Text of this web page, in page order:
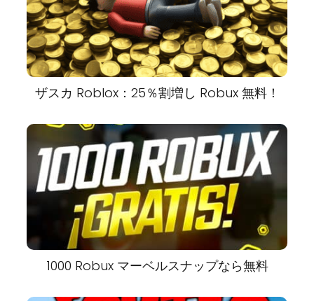
ザスカ Roblox：25％割増し Robux 無料！
1000 Robux マーベルスナップなら無料